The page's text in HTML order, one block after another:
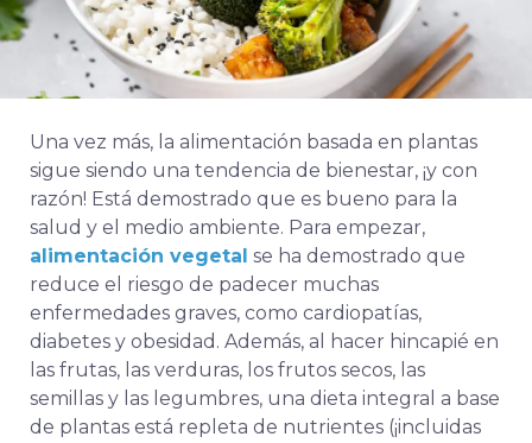
Una vez más, la alimentación basada en plantas
sigue siendo una tendencia de bienestar, ¡y con
razón! Está demostrado que es bueno para la
salud y el medio ambiente. Para empezar,
alimentación vegetal se ha demostrado que
reduce el riesgo de padecer muchas
enfermedades graves, como cardiopatías,
diabetes y obesidad. Además, al hacer hincapié en
las frutas, las verduras, los frutos secos, las
semillas y las legumbres, una dieta integral a base
de plantas está repleta de nutrientes (¡incluidas